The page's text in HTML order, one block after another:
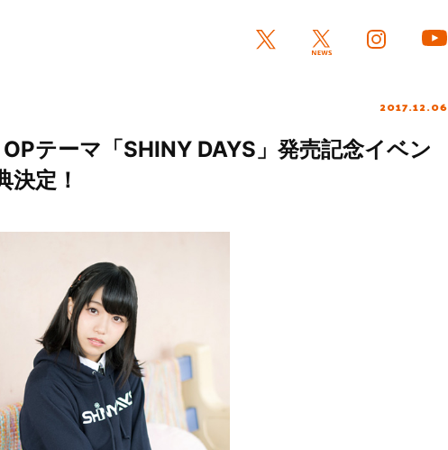
2017.12.06
テーマ「SHINY DAYS」発売記念イベン
決定！